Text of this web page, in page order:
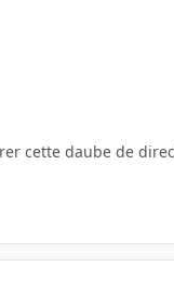
cette daube de